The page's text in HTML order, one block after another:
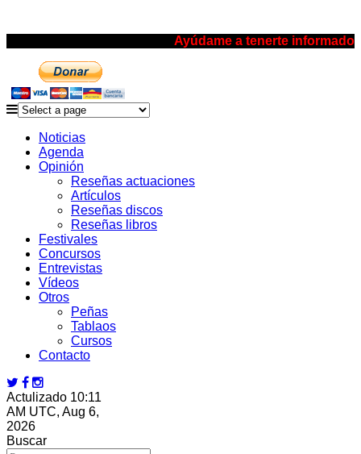
Ayúdame a tenerte informado
Noticias
Agenda
Opinión
Reseñas actuaciones
Artículos
Reseñas discos
Reseñas libros
Festivales
Concursos
Entrevistas
Vídeos
Otros
Peñas
Tablaos
Cursos
Contacto
Actulizado 10:11
AM UTC, Aug 6,
2026
Buscar